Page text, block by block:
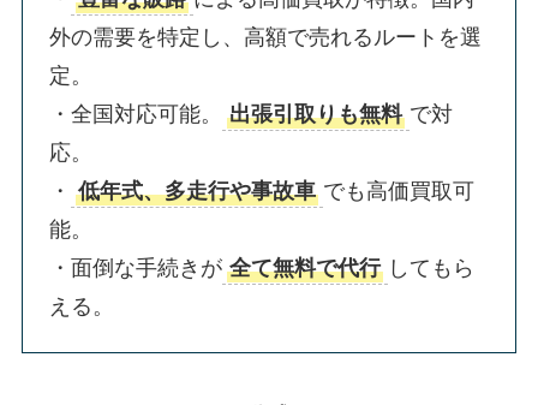
外の需要を特定し、高額で売れるルートを選
定。
・全国対応可能。
出張引取りも無料 で対
応。
・
低年式、多走行や事故車 でも高価買取可
能。
・面倒な手続きが 全て無料で代行 してもら
える。